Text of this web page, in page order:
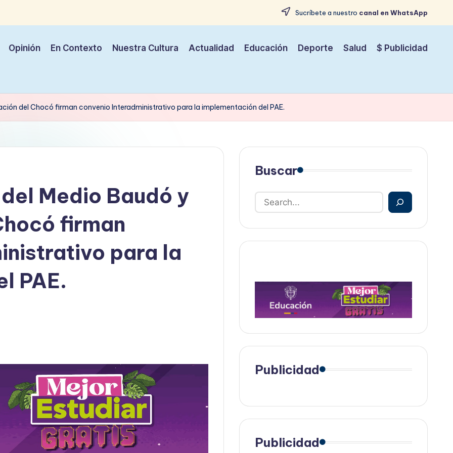
Sucríbete a nuestro canal en WhatsApp
Opinión En Contexto Nuestra Cultura Actualidad Educación Deporte Salud $ Publicidad
del Chocó firman convenio Interadministrativo para la implementación del PAE.
Medio Baudó y
firman
para la
PAE.
Buscar
Publicidad
Publicidad